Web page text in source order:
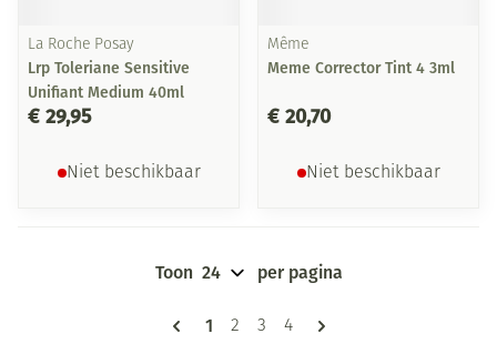
La Roche Posay
Lrp Toleriane Sensitive
Unifiant Medium 40ml
€ 29,95
Niet beschikbaar
Même
Meme Corrector Tint 4 3ml
€ 20,70
Niet beschikbaar
Pagina's
U lees momenteel pagina
1 Pagina
2 Pagina
3 Pagina
4
Toon per pagina